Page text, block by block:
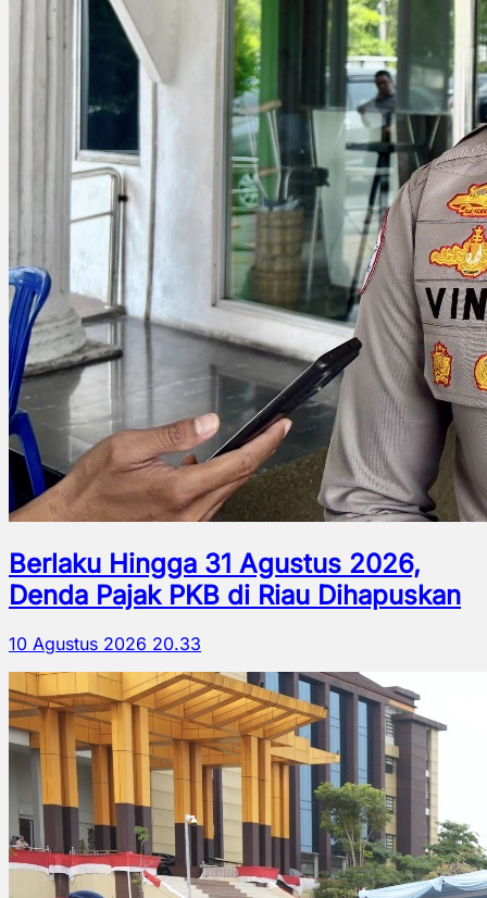
Berlaku Hingga 31 Agustus 2026,
Denda Pajak PKB di Riau Dihapuskan
10 Agustus 2026 20.33